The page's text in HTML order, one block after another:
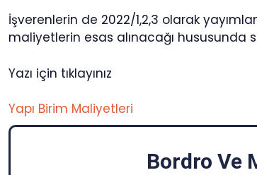
İşverenlerin de 2022/1,2,3 olarak
maliyetlerin esas alınacağı hususunda
Yazı için tıklayınız
Yapı Birim Maliyetleri
Bordro Ve